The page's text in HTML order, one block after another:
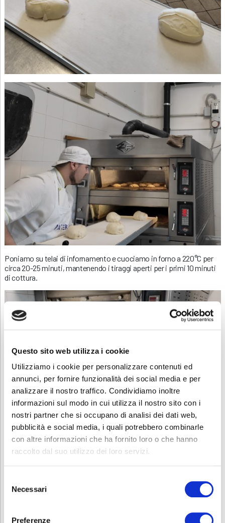
Questo sito web utilizza i cookie
Utilizziamo i cookie per personalizzare contenuti ed
annunci, per fornire funzionalità dei social media e per
analizzare il nostro traffico. Condividiamo inoltre
informazioni sul modo in cui utilizza il nostro sito con i
nostri partner che si occupano di analisi dei dati web,
pubblicità e social media, i quali potrebbero combinarle
con altre informazioni che ha fornito loro o che hanno
raccolto dal suo utilizzo dei loro servizi.
delNecessari
Preferenze
Poniamo su telai di infornamento e cuociamo in forno a 220°C per
circa 20-25 minuti, mantenendo i tiraggi aperti per i primi 10 minuti
di cottura.